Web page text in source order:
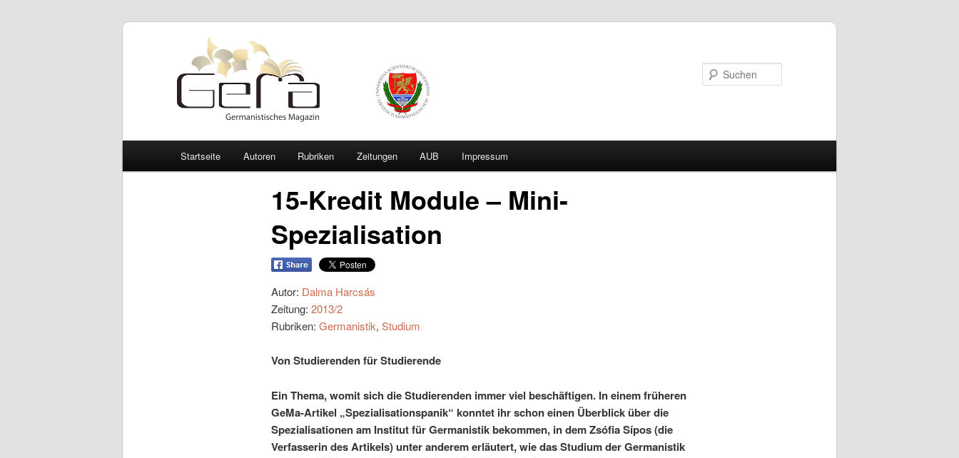
Zum Inhalt wechseln
Zum sekundären Inhalt wechseln
Startseite Autoren Rubriken Zeitungen AUB Impressum
15-Kredit Module – Mini-
Spezialisation
Autor: Dalma Harcsás
Zeitung: 2013/2
Rubriken: Germanistik, Studium
Von Studierenden für Studierende
Ein Thema, womit sich die Studierenden immer viel beschäftigen. In einem früheren
GeMa-Artikel „Spezialisationspanik“ konntet ihr schon einen Überblick über die
Spezialisationen am Institut für Germanistik bekommen, in dem Zsófia Sípos (die
Verfasserin des Artikels) unter anderem erläutert, wie das Studium der Germanistik